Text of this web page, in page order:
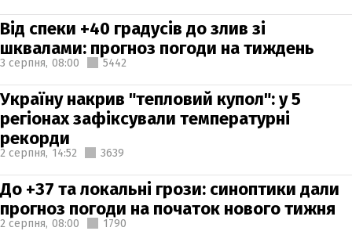
Від спеки +40 градусів до злив зі
шквалами: прогноз погоди на тиждень
3 серпня, 08:00 5442
Україну накрив "тепловий купол": у 5
регіонах зафіксували температурні
рекорди
2 серпня, 14:52 3639
До +37 та локальні грози: синоптики дали
прогноз погоди на початок нового тижня
2 серпня, 08:00 1790